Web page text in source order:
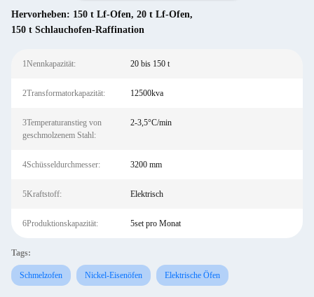
Hervorheben: 150 t Lf-Ofen, 20 t Lf-Ofen,
150 t Schlauchofen-Raffination
1Nennkapazität: 20 bis 150 t
2Transformatorkapazität: 12500kva
3Temperaturanstieg von
geschmolzenem Stahl:
2-3,5°C/min
4Schüsseldurchmesser: 3200 mm
5Kraftstoff: Elektrisch
6Produktionskapazität: 5set pro Monat
Tags:
Schmelzofen Nickel-Eisenöfen Elektrische Öfen